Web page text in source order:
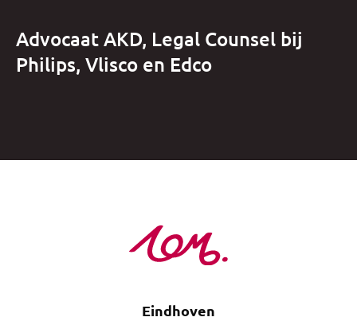
Advocaat AKD, Legal Counsel bij
Philips, Vlisco en Edco
Eindhoven